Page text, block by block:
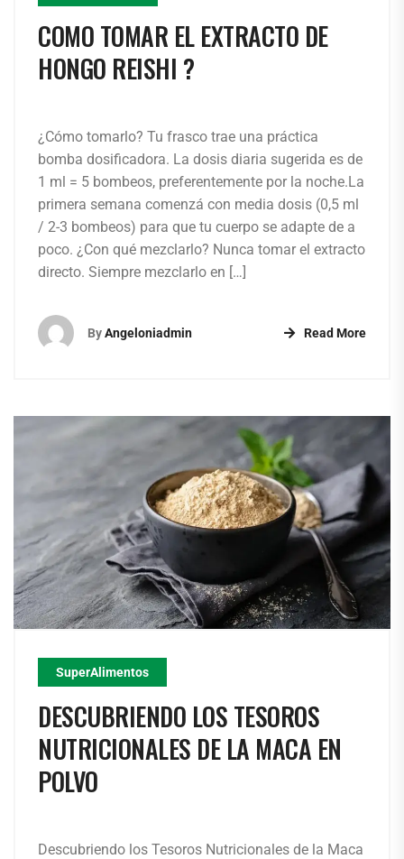
COMO TOMAR EL EXTRACTO DE
HONGO REISHI ?
¿Cómo tomarlo? Tu frasco trae una práctica
bomba dosificadora. La dosis diaria sugerida es de
1 ml = 5 bombeos, preferentemente por la noche.La
primera semana comenzá con media dosis (0,5 ml
/ 2-3 bombeos) para que tu cuerpo se adapte de a
poco. ¿Con qué mezclarlo? Nunca tomar el extracto
directo. Siempre mezclarlo en […]
ByAngeloniadmin Read More
SuperAlimentos
DESCUBRIENDO LOS TESOROS
NUTRICIONALES DE LA MACA EN
POLVO
Descubriendo los Tesoros Nutricionales de la Maca